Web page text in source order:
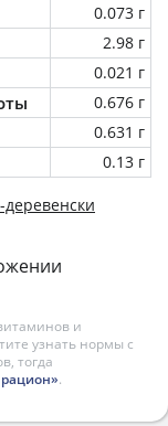
0.073 г
2.98 г
0.021 г
0.676 г
0.631 г
0.13 г
и
узнать нормы с
тогда
.